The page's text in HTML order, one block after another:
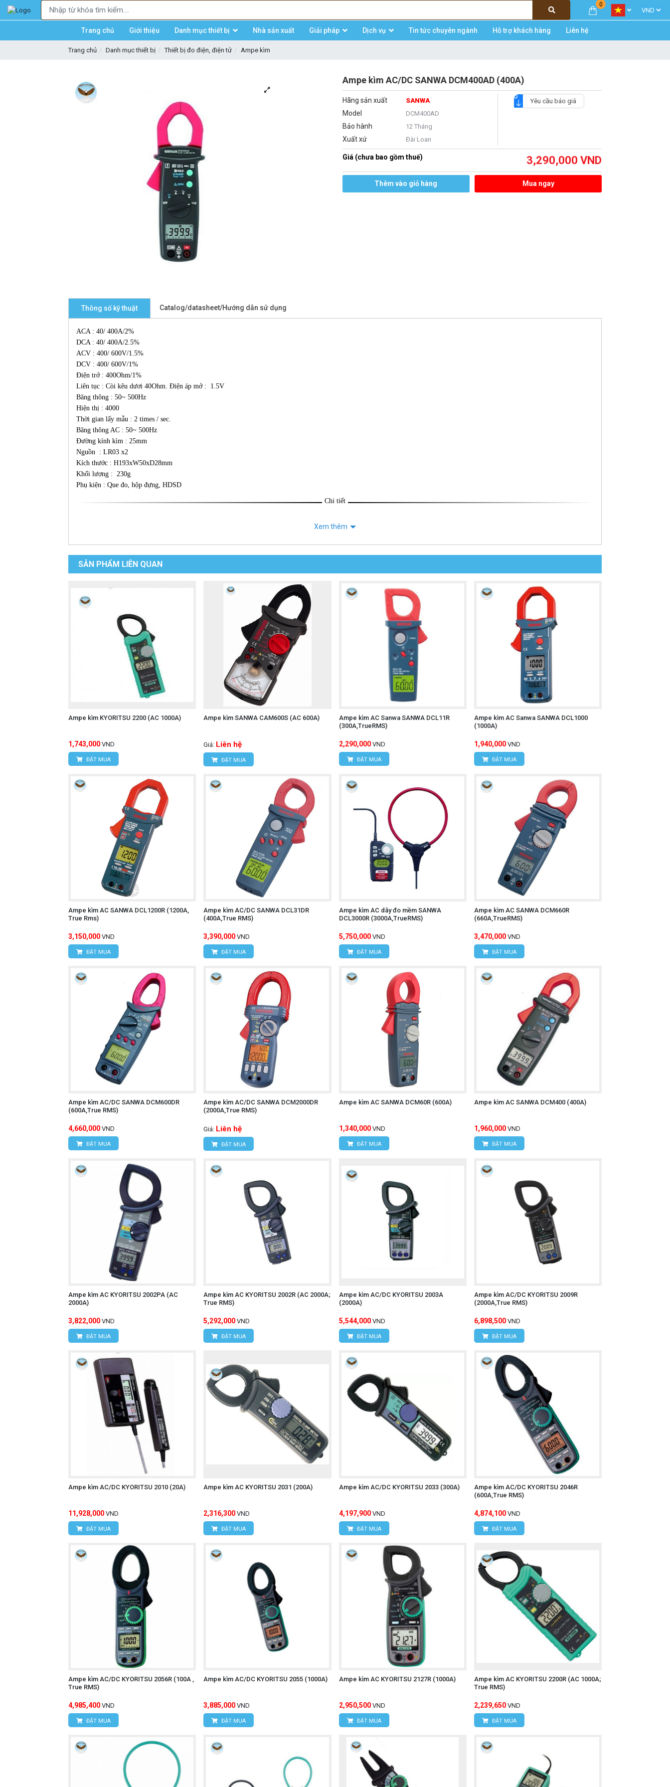
0
Trang chủ Giới thiệu Danh mục thiết bị Nhà sản xuất Giải pháp Dịch vụ Tin tức chuyên ngành Hỗ trợ khách hàng Liên hệ
Trang chủ Danh mục thiết bị Thiết bị đo điện, điện tử Ampe kìm
Ampe kìm AC/DC SANWA DCM400AD (400A)
Hãng sản xuất SANWA
Model DCM400AD
Bảo hành 12 Tháng
Xuất xứ Đài Loan
Yêu cầu báo giá
Giá (chưa bao gồm thuế) 3,290,000 VND
Thêm vào giỏ hàng Mua ngay
Thông số kỹ thuật Catalog/datasheet/Hướng dẫn sử dụng
ACA : 40/ 400A/2%
DCA : 40/ 400A/2.5%
ACV : 400/ 600V/1.5%
DCV : 400/ 600V/1%
Điện trở : 400Ohm/1%
Liên tục : Còi kêu dươi 40Ohm. Điện áp mở : 1.5V
Băng thông : 50~ 500Hz
Hiện thị : 4000
Thời gian lấy mẫu : 2 times / sec.
Băng thông AC : 50~ 500Hz
Đường kính kìm : 25mm
Nguồn : LR03 x2
Kích thước : H193xW50xD28mm
Khối lượng : 230g
Phụ kiện : Que đo, hộp đựng, HDSD
Chi tiết
Xem thêm
SẢN PHẨM LIÊN QUAN
Ampe kìm KYORITSU 2200 (AC 1000A)
1,743,000 VND
ĐẶT MUA
Ampe kìm SANWA CAM600S (AC 600A)
Giá: Liên hệ
ĐẶT MUA
Ampe kìm AC Sanwa SANWA DCL11R
(300A,TrueRMS)
2,290,000 VND
ĐẶT MUA
Ampe kìm AC Sanwa SANWA DCL1000
(1000A)
1,940,000 VND
ĐẶT MUA
Ampe kìm AC SANWA DCL1200R (1200A,
True Rms)
3,150,000 VND
ĐẶT MUA
Ampe kìm AC/DC SANWA DCL31DR
(400A,True RMS)
3,390,000 VND
ĐẶT MUA
Ampe kìm AC dây đo mềm SANWA
DCL3000R (3000A,TrueRMS)
5,750,000 VND
ĐẶT MUA
Ampe kìm AC SANWA DCM660R
(660A,TrueRMS)
3,470,000 VND
ĐẶT MUA
Ampe kìm AC/DC SANWA DCM600DR
(600A,True RMS)
4,660,000 VND
ĐẶT MUA
Ampe kìm AC/DC SANWA DCM2000DR
(2000A,True RMS)
Giá: Liên hệ
ĐẶT MUA
Ampe kìm AC SANWA DCM60R (600A)
1,340,000 VND
ĐẶT MUA
Ampe kìm AC SANWA DCM400 (400A)
1,960,000 VND
ĐẶT MUA
Ampe kìm AC KYORITSU 2002PA (AC
2000A)
3,822,000 VND
ĐẶT MUA
Ampe kìm AC KYORITSU 2002R (AC 2000A;
True RMS)
5,292,000 VND
ĐẶT MUA
Ampe kìm AC/DC KYORITSU 2003A
(2000A)
5,544,000 VND
ĐẶT MUA
Ampe kìm AC/DC KYORITSU 2009R
(2000A,True RMS)
6,898,500 VND
ĐẶT MUA
Ampe kìm AC/DC KYORITSU 2010 (20A)
11,928,000 VND
ĐẶT MUA
Ampe kìm AC KYORITSU 2031 (200A)
2,316,300 VND
ĐẶT MUA
Ampe kìm AC/DC KYORITSU 2033 (300A)
4,197,900 VND
ĐẶT MUA
Ampe kìm AC/DC KYORITSU 2046R
(600A,True RMS)
4,874,100 VND
ĐẶT MUA
Ampe kìm AC/DC KYORITSU 2056R (100A ,
True RMS)
4,985,400 VND
ĐẶT MUA
Ampe kìm AC/DC KYORITSU 2055 (1000A)
3,885,000 VND
ĐẶT MUA
Ampe kìm AC KYORITSU 2127R (1000A)
2,950,500 VND
ĐẶT MUA
Ampe kìm AC KYORITSU 2200R (AC 1000A;
True RMS)
2,239,650 VND
ĐẶT MUA